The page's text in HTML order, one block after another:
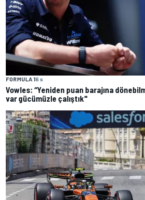
FORMULA 16 s
Vowles: “Yeniden puan barajına
var gücümüzle çalıştık"